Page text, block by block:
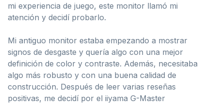
mi experiencia de juego, este monitor llamó mi
atención y decidí probarlo.
Mi antiguo monitor estaba empezando a mostrar
signos de desgaste y quería algo con una mejor
definición de color y contraste. Además, necesitaba
algo más robusto y con una buena calidad de
construcción. Después de leer varias reseñas
positivas, me decidí por el iiyama G-Master